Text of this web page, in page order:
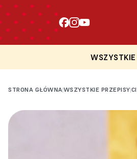
STRONA GŁÓWNA|WSZYSTKIE PRZEPISY|